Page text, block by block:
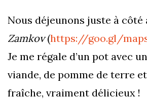
Nous déjeunons juste à côté
Zamkov(https://goo.gl/
Je me régale d’un pot avec
viande, de pomme de terre
fraîche, vraiment délicieux !